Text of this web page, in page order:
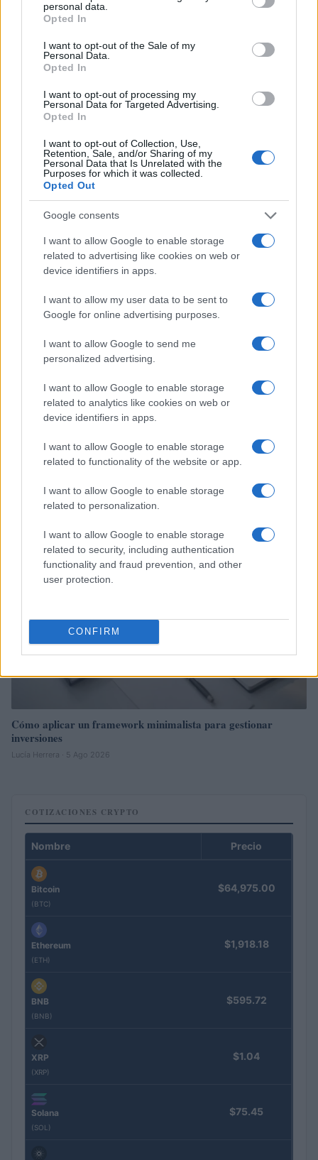
grant or deny consent to Google and its third-party tags to
use your data for below specified purposes in below Google
consent section.
personal data.
Opted In
I want to opt-out of the Sale of my
Personal Data.
Opted In
I want to opt-out of processing my
Personal Data for Targeted Advertising.
Opted In
I want to opt-out of Collection, Use,
Retention, Sale, and/or Sharing of my
Personal Data that Is Unrelated with the
Purposes for which it was collected.
Opted Out
Google consents
I want to allow Google to enable storage
related to advertising like cookies on web or
device identifiers in apps.
I want to allow my user data to be sent to
Google for online advertising purposes.
I want to allow Google to send me
personalized advertising.
I want to allow Google to enable storage
related to analytics like cookies on web or
device identifiers in apps.
I want to allow Google to enable storage
related to functionality of the website or app.
I want to allow Google to enable storage
related to personalization.
I want to allow Google to enable storage
related to security, including authentication
functionality and fraud prevention, and other
user protection.
CONFIRM
INVERSIONES
Guía para evaluar RWA: custodios, oráculos, liquidez y riesgo
Marta Ruiz · 6 Ago 2026
INVERSIONES
Diferencias entre análisis técnico y fundamental: cuándo
Marta Ruiz · 6 Ago 2026
Cómo aplicar un framework minimalista para gestionar
inversiones
Lucía Herrera · 5 Ago 2026
COTIZACIONES CRYPTO
Nombre Precio
Bitcoin
(BTC)
$64,975.00
Ethereum
(ETH)
$1,918.18
BNB
(BNB)
$595.72
XRP
(XRP)
$1.04
Solana
(SOL)
$75.45